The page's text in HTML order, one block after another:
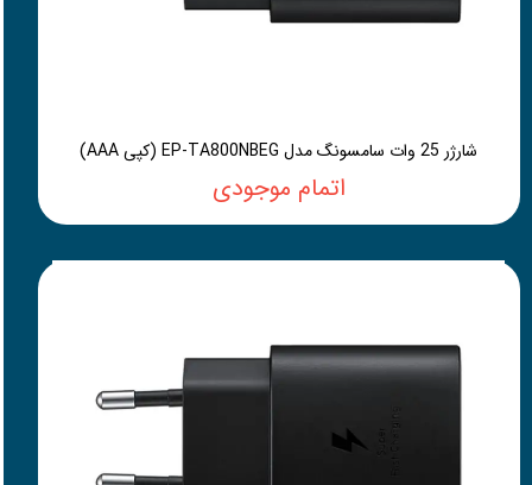
شارژر 25 وات سامسونگ مدل EP-TA800NBEG (کپی AAA)
اتمام موجودی